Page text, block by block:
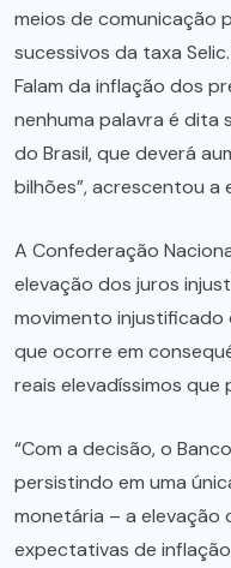
meios de comunicação
sucessivos da taxa
Falam da inflação dos
nenhuma palavra é dita
do Brasil, que deverá
bilhões”, acrescentou a
A Confederação
elevação dos juros
movimento injustificado
que ocorre em
reais elevadíssimos que
“Com a decisão, o
persistindo em uma
monetária – a elevação
expectativas de